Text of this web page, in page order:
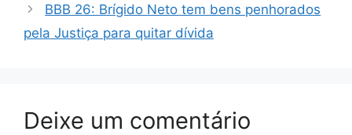
BBB 26: Brígido Neto tem bens penhorados
pela Justiça para quitar dívida
Deixe um comentário